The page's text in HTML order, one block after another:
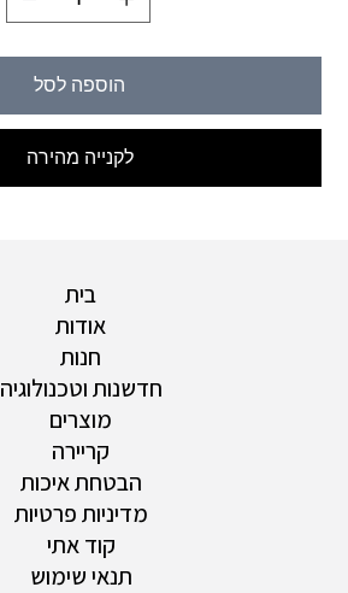
הוספה לסל
לקנייה מהירה
בית
אודות
חנות
חדשנות וטכנולוגיה
מוצרים
קריירה
הבטחת איכות
מדיניות פרטיות
קוד אתי
תנאי שימוש